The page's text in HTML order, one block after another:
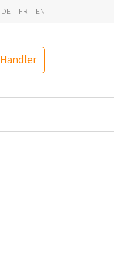
DE FR EN
Händler